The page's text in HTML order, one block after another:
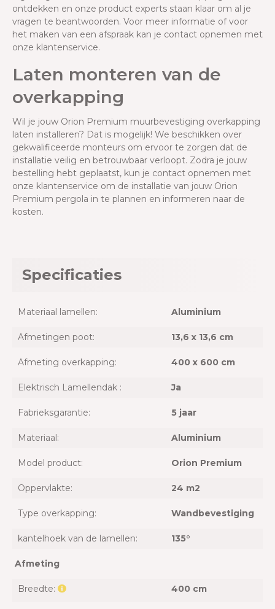
ontdekken en onze product experts staan klaar om al je
vragen te beantwoorden. Voor meer informatie of voor
het maken van een afspraak kan je contact opnemen met
onze klantenservice.
Laten monteren van de
overkapping
Wil je jouw Orion Premium muurbevestiging overkapping
laten installeren? Dat is mogelijk! We beschikken over
gekwalificeerde monteurs om ervoor te zorgen dat de
installatie veilig en betrouwbaar verloopt. Zodra je jouw
bestelling hebt geplaatst, kun je contact opnemen met
onze klantenservice om de installatie van jouw Orion
Premium pergola in te plannen en informeren naar de
kosten.
Specificaties
Materiaal lamellen: Aluminium
Afmetingen poot: 13,6 x 13,6 cm
Afmeting overkapping: 400 x 600 cm
Elektrisch Lamellendak : Ja
Fabrieksgarantie: 5 jaar
Materiaal: Aluminium
Model product: Orion Premium
Oppervlakte: 24 m2
Type overkapping: Wandbevestiging
kantelhoek van de lamellen: 135°
Afmeting
Breedte: 400 cm